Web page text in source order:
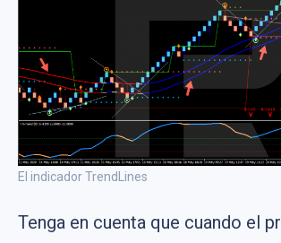
El indicador TrendLines
Tenga en cuenta que cuando el